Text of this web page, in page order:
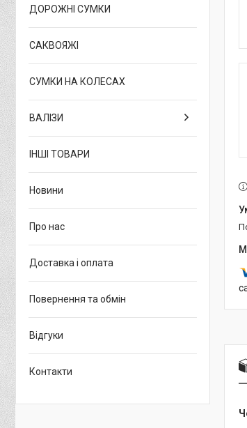
ДОРОЖНІ СУМКИ
САКВОЯЖІ
СУМКИ НА КОЛЕСАХ
ВАЛІЗИ
ІНШІ ТОВАРИ
Новини
Про нас
Доставка і оплата
Повернення та обмін
Відгуки
Контакти